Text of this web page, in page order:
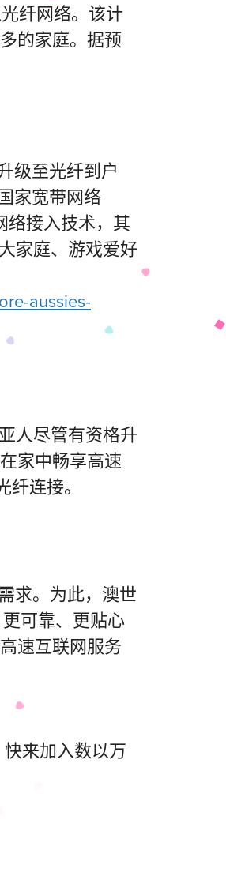
纤网络。该计
的家庭。据预
级至光纤到户
家宽带网络
络接入技术，其
家庭、游戏爱好
aussies-
人尽管有资格升
家中畅享高速
连接。
求。为此，澳世
可靠、更贴心
速互联网服务
来加入数以万